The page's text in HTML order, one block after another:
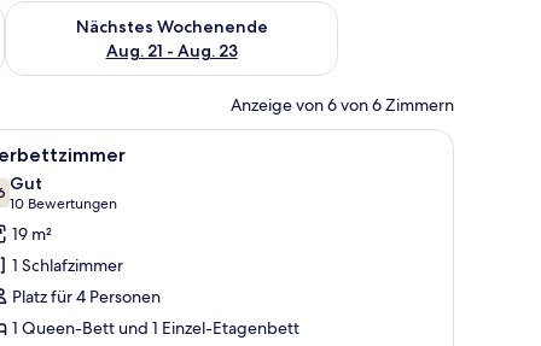
Aug. 14 - Aug. 16.
Nächstes Wochenende
Aug. 21 - Aug. 23
Überprüfe die Verfügbarkeit für nächstes Wochenende, Aug.
Anzeige von 6 von 6 Zimmern
Zimmer, kostenloses WLAN, BettwäscheVierbettzimmer | Schreibtisch, schallisolierte
4
von 10
Gut
10 Bewertungen
(10
Bewertungen)
19 m²
1 Schlafzimmer
Platz für 4 Personen
1 Queen-Bett und 1 Einzel-Etagenbett